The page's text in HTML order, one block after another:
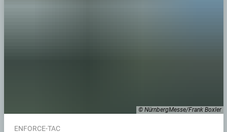
© NürnbergMesse/Frank Boxler
ENFORCE-TAC